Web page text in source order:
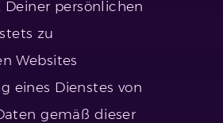
persönlichen
zu
Websites
eines Dienstes von
gemäß dieser